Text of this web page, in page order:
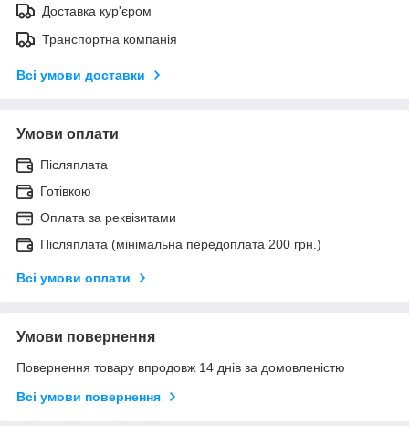
Доставка кур'єром
Транспортна компанія
Всі умови доставки
Умови оплати
Післяплата
Готівкою
Оплата за реквізитами
Післяплата (мінімальна передоплата 200 грн.)
Всі умови оплати
Умови повернення
Повернення товару впродовж 14 днів за домовленістю
Всі умови повернення